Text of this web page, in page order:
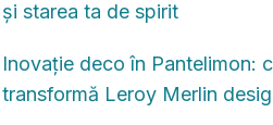
și starea ta de spirit
Inovație deco în Pantelimon:
transformă Leroy Merlin